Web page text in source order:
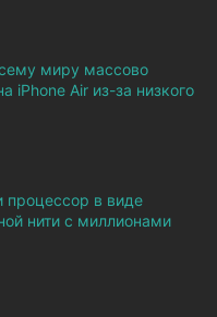
миру массово
iPhone Air из-за низкого
процессор в виде
нити с миллионами